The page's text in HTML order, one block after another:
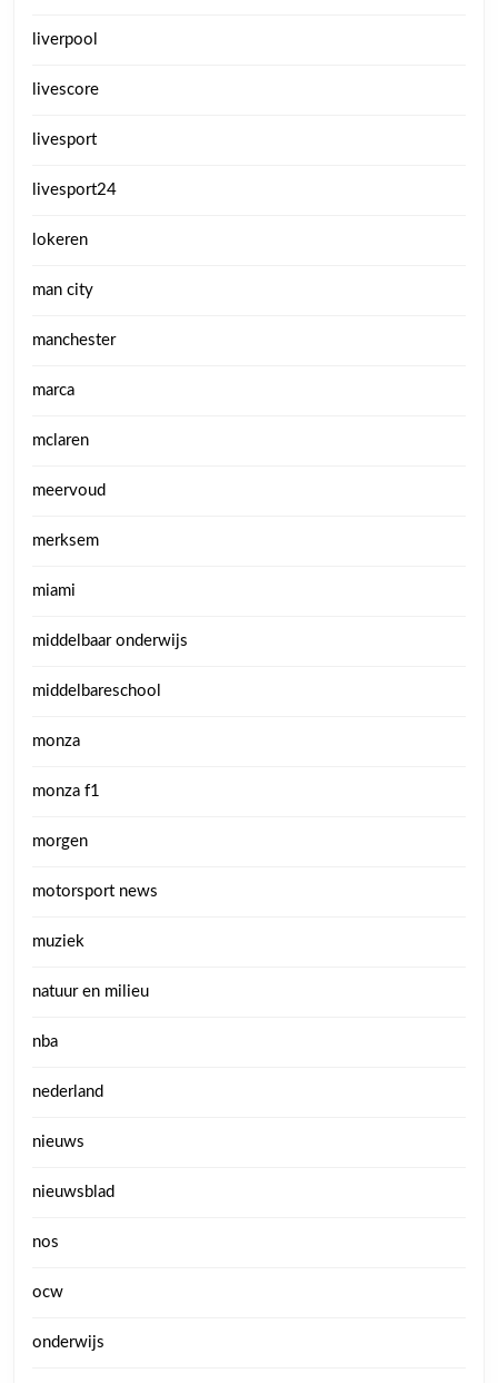
liverpool
livescore
livesport
livesport24
lokeren
man city
manchester
marca
mclaren
meervoud
merksem
miami
middelbaar onderwijs
middelbareschool
monza
monza f1
morgen
motorsport news
muziek
natuur en milieu
nba
nederland
nieuws
nieuwsblad
nos
ocw
onderwijs